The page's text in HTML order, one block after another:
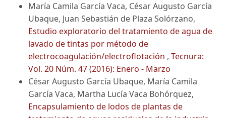
María Camila García Vaca, César Augusto García
Ubaque, Juan Sebastián de Plaza Solórzano,
Estudio exploratorio del tratamiento de agua de
lavado de tintas por método de
electrocoagulación/electroflotación , Tecnura:
Vol. 20 Núm. 47 (2016): Enero - Marzo
César Augusto García Ubaque, María Camila
García Vaca, Martha Lucía Vaca Bohórquez,
Encapsulamiento de lodos de plantas de